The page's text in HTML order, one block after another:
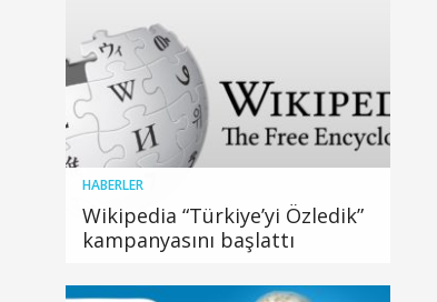
HABERLER
Wikipedia “Türkiye’yi Özledik”
kampanyasını başlattı